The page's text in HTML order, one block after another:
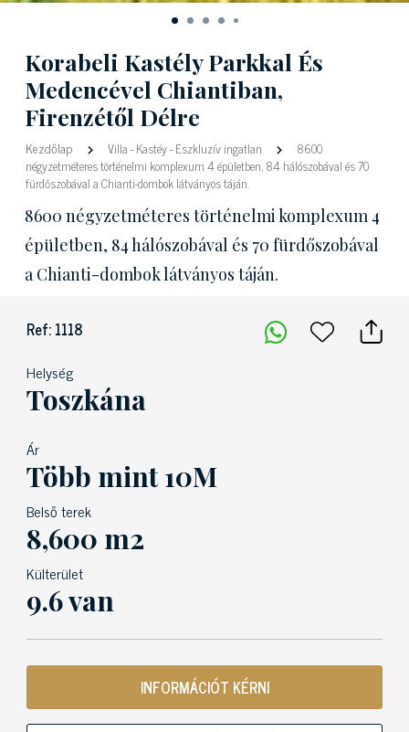
Korabeli Kastély Parkkal És
Medencével Chiantiban,
Firenzétől Délre
Kezdőlap Villa-Kastéy-Eszkluzív ingatlan
8600
négyzetméteres történelmi komplexum 4 épületben, 84 hálószobával és 70
fürdőszobával a Chianti-dombok látványos táján.
8600 négyzetméteres történelmi komplexum 4
épületben, 84 hálószobával és 70 fürdőszobával
a Chianti-dombok látványos táján.
Ref: 1118
Helység
Toszkána
Ár
Több mint 10M
Belső terek
8,600 m2
Külterület
9.6 van
INFORMÁCIÓT KÉRNI